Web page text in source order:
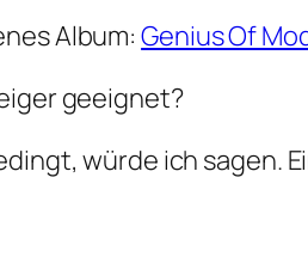
Album:Genius Of
geeignet?
würde ich sagen.